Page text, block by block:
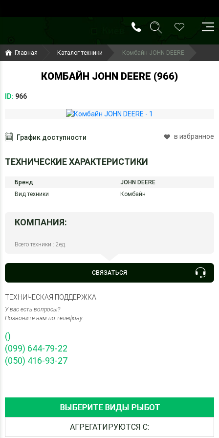
(099) 644-79-22
(050) 416-93-27
Главная Каталог техники Комбайн JOHN DEERE
КОМБАЙН JOHN DEERE (966)
ID: 966
График доступности в избранное
ТЕХНИЧЕСКИЕ ХАРАКТЕРИСТИКИ
Бренд
JOHN DEERE
Вид техники
Комбайн
КОМПАНИЯ:
Всего техники : 2ед.
СВЯЗАТЬСЯ
ТЕХНИЧЕСКАЯ ПОДДЕРЖКА
У вас есть вопросы?
Позвоните нам по телефону:
()
(099) 644-79-22
(050) 416-93-27
ВЫБЕРИТЕ ВИДЫ РЫБОТ
АГРЕГАТИРУЮТСЯ С: